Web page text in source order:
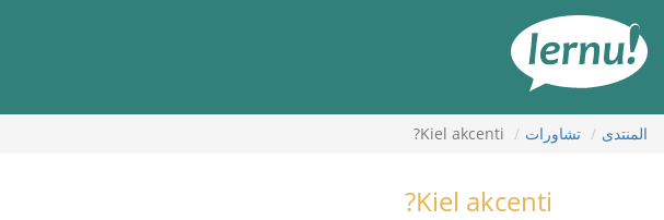
المحتويات
المنتدى تشاورات Kiel akcenti?
Kiel akcenti?